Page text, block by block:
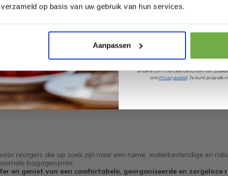
op basis van uw gebruik van hun services.
Aanpassen
reizigers die op zoek zijn naar een ruime, waterbestendige en
bagageruimte.
en geniet van een comfortabele, georganiseerde en zorgeloze
Laat ons weten
Pak € 5,-
andere commerciële berichten van
onsPrivacybeleid. Je kunt je op elk